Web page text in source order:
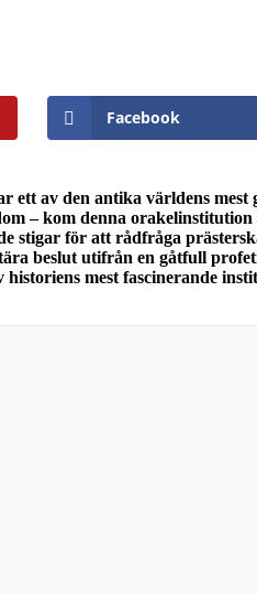
Facebook
ett av den antika världens
– kom denna
stigar för att rådfråga
beslut utifrån en gåtfull
mest fascinerande